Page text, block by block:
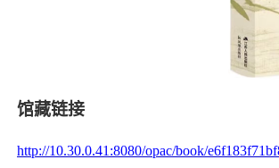
馆藏链接
http://10.30.0.41:8080/opac/book/